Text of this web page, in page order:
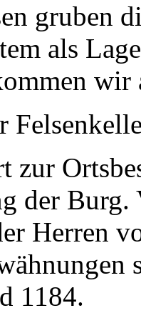
gruben
als
zur
der
Herren
1184.